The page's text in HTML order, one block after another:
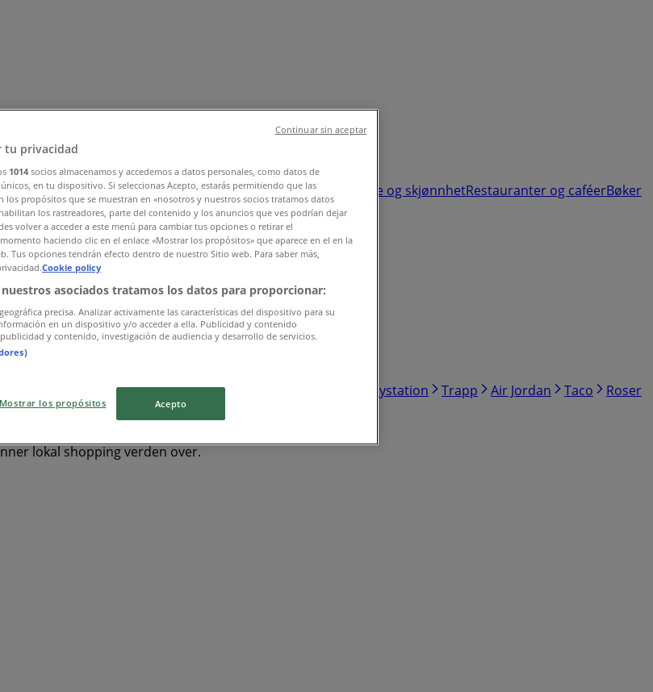
FritidElektronikk og hvitevarerBygg og hageBarn og leker Helse og skjønnhetRestauranter og caféerBøker
Coca Cola Cola Playstation Trapp Air Jordan Taco Roser
lokal shopping verden over.
tu privacidad
1014 socios almacenamos y accedemos a datos personales, como datos de
en tu dispositivo. Si seleccionas Acepto, estarás permitiendo que las
los propósitos que se muestran en «nosotros y nuestros socios tratamos datos
los rastreadores, parte del contenido y los anuncios que ves podrían dejar
volver a acceder a este menú para cambiar tus opciones o retirar el
haciendo clic en el enlace «Mostrar los propósitos» que aparece en el en la
Tus opciones tendrán efecto dentro de nuestro Sitio web. Para saber más,
Cookie policy
asociados tratamos los datos para proporcionar:
precisa. Analizar activamente las características del dispositivo para su
en un dispositivo y/o acceder a ella. Publicidad y contenido
y contenido, investigación de audiencia y desarrollo de servicios.
Mostrar los propósitos Acepto
Continuar sin aceptar